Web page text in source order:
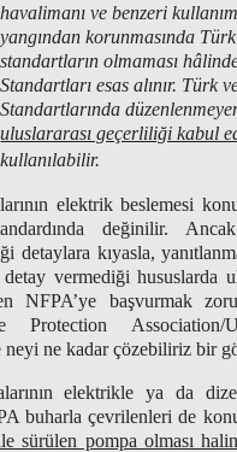
havalimanı ve benzeri
yangından korunmasında
standartların olmaması
Standartları esas alınır. Türk
Standartlarında
uluslararası geçerliliği kabul
kullanılabilir.
elektrik beslemesi
değinilir.
detaylara kıyasla,
vermediği hususlarda
NFPA’ye başvurmak
Protection
neyi ne kadar çözebiliriz bir
elektrikle ya da
buharla çevrilenleri de
sürülen pompa olması